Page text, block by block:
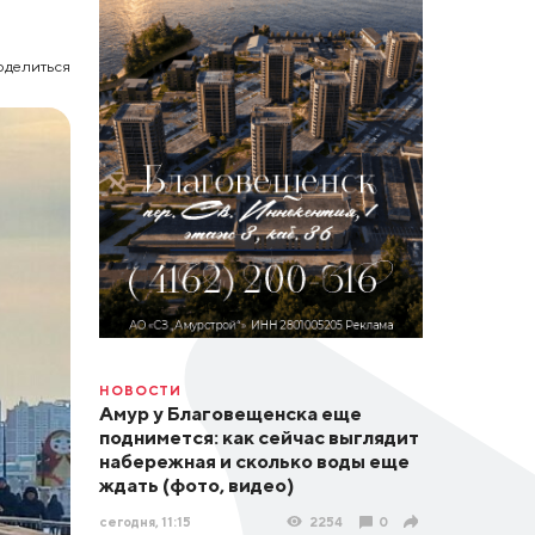
НОВОСТИ
Амур у Благовещенска еще
поднимется: как сейчас выглядит
набережная и сколько воды еще
ждать (фото, видео)
сегодня, 11:15 2254 0